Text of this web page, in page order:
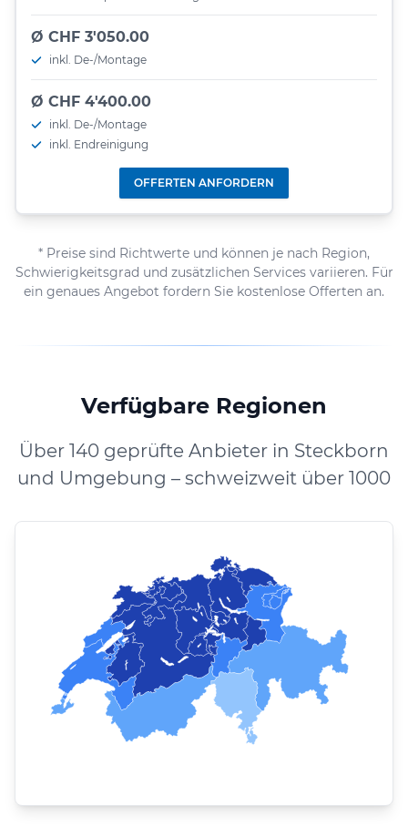
Ø CHF 3'050.00
inkl. De-/Montage
Ø CHF 4'400.00
inkl. De-/Montage
inkl. Endreinigung
OFFERTEN ANFORDERN
* Preise sind Richtwerte und können je nach Region,
Schwierigkeitsgrad und zusätzlichen Services variieren. Für
ein genaues Angebot fordern Sie kostenlose Offerten an.
Verfügbare Regionen
Über 140 geprüfte Anbieter in Steckborn
und Umgebung – schweizweit über 1000